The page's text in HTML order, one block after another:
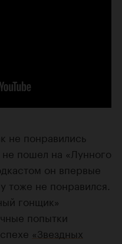
не понравились
пошел на «Лунного
он впервые
тоже не понравился.
гонщик»
попытки
«Звездных